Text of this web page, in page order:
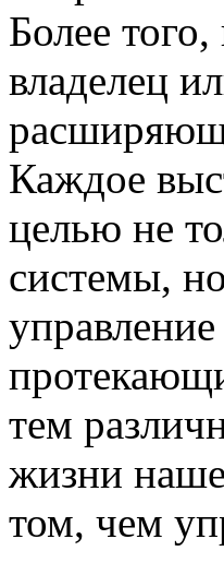
Более
владелец
Каждое
целью не
системы,
тем
жизни
том, чем